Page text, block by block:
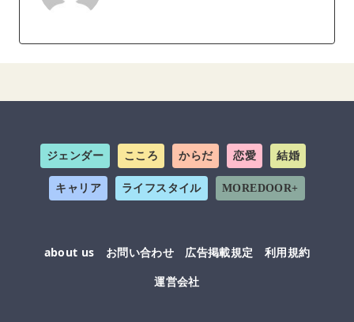
ジェンダー こころ からだ 恋愛 結婚
キャリア ライフスタイル MOREDOOR+
about us お問い合わせ 広告掲載規定
利用規約
運営会社